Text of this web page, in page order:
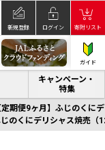
新規登録 ログイン 寄附リスト
ガイド
キャンペーン・
特集
定期便9ヶ月】ふじのくに
じのくにデリシャス焼売